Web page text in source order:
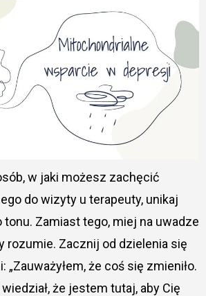
w jaki możesz zachęcić
do wizyty u terapeuty, unikaj
Zamiast tego, miej na uwadze
rozumie. Zacznij od dzielenia się
że coś się zmieniło.
że jestem tutaj, aby Cię